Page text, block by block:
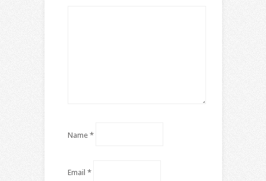
Name *
Email *